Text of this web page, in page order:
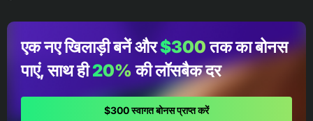
एक नए खिलाड़ी बनें और$300तक का बोनस
पाएं, साथ ही20%की लॉसबैक दर
$300 स्वागत बोनस प्राप्त करें